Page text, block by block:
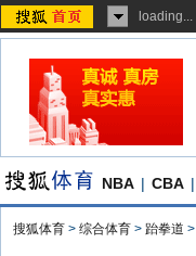
loading...
NBA | CBA |
搜狐体育 > 综合体育 > 跆拳道 >